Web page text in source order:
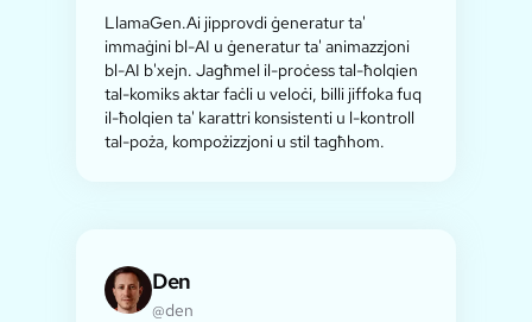
LlamaGen.Ai jipprovdi ġeneratur ta'
immaġini bl-AI u ġeneratur ta' animazzjoni
bl-AI b'xejn. Jagħmel il-proċess tal-ħolqien
tal-komiks aktar faċli u veloċi, billi jiffoka fuq
il-ħolqien ta' karattri konsistenti u l-kontroll
tal-poża, kompożizzjoni u stil tagħhom.
Den
@den